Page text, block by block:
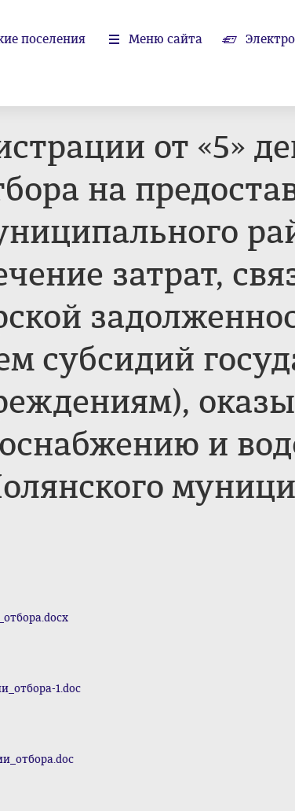
поселения Меню сайта
от «5»
на
затрат,
субсидий
и
1.doc